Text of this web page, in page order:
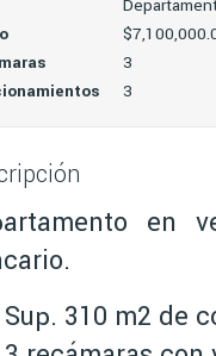
3
3
en
Sup. 310 m2 de